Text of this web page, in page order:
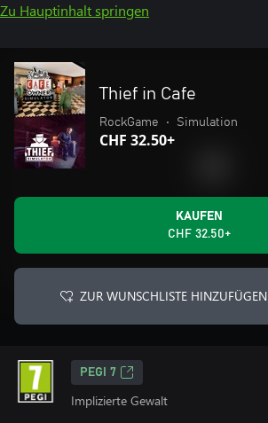
Zu Hauptinhalt springen
Thief in Cafe
RockGame • Simulation
CHF 32.50+
KAUFEN
CHF 32.50+
ZUR WUNSCHLISTE HINZUFÜGEN
PEGI 7
Implizierte Gewalt